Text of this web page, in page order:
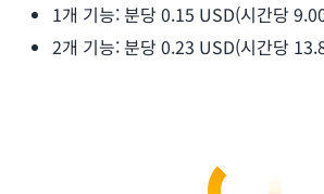
1개 기능: 분당 0.15 USD(시간당
2개 기능: 분당 0.23 USD(시간당